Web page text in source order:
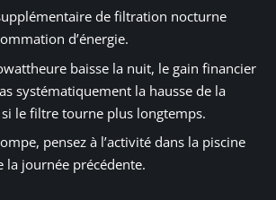
de filtration nocturne
d’énergie.
baisse la nuit, le gain financier
systématiquement la hausse de la
le filtre tourne plus longtemps.
pensez à l’activité dans la piscine
la journée précédente.